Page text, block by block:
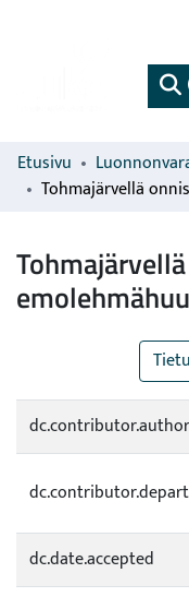
Etusivu
dc.contributor.author
dc.date.accepted